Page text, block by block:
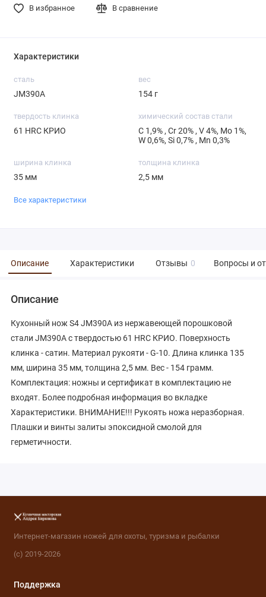
В избранное В сравнение
Характеристики
сталь
JM390A
вес
154 г
твердость клинка
61 HRC КРИО
химический состав стали
С 1,9% , Cr 20% , V 4%, Mo 1%,
W 0,6%, Si 0,7% , Mn 0,3%
ширина клинка
35 мм
толщина клинка
2,5 мм
Все характеристики
Описание Характеристики Отзывы 0 Вопросы и
Описание
Кухонный нож S4 JM390A из нержавеющей порошковой
стали JM390A с твердостью 61 HRC КРИО. Поверхность
клинка - сатин. Материал рукояти - G-10. Длина клинка 135
мм, ширина 35 мм, толщина 2,5 мм. Вес - 154 грамм.
Комплектация: ножны и сертификат в комплектацию не
входят. Более подробная информация во вкладке
Характеристики. ВНИМАНИЕ!!! Рукоять ножа неразборная.
Плашки и винты залиты эпоксидной смолой для
герметичности.
Интернет-магазин ножей для охоты, туризма и рыбалки
(с) 2019-2026
Поддержка